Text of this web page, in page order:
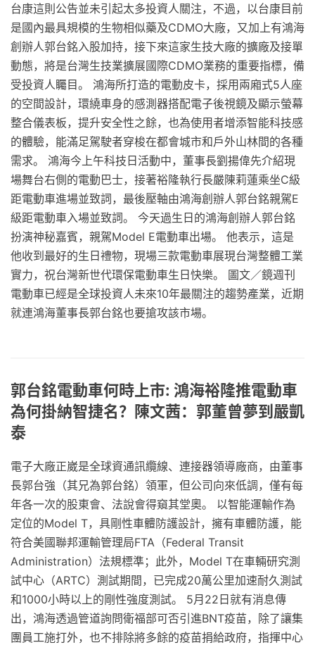
台康這則公告並未引起太多投資人關注，不過，以台康目前
是國內最具規模的生物相似藥及CDMO大廠，又加上有鴻海
創辦人郭台銘入股加持，接下來這家生技大廠的擴廠及接單
動態，將是台灣生技業擴展國際CDMO業務的重要指標，備
受投資人矚目。 鴻海所打造的電動皮卡，採用兩廂式5人座
的空間設計，環繞車身的感測器搭配電子後視鏡及顯示螢幕
整合儀表板，提升安全性之餘，也為使用者增添智能科技感
的體驗，能滿足駕駛者穿梭在都會城市和戶外山林間的各種
需求。 鴻海今上午科技日活動中，董事長劉揚偉先介紹現
場舞台右側的電動巴士，接著裕隆執行長嚴陳莉蓮乘坐C級
距電動車進場並致詞，最後壓軸由鴻海創辦人郭台銘親駕E
級距電動車入場並致詞。 今天過生日的鴻海創辦人郭台銘
扮演神秘嘉賓，親駕Model E電動車出場。 他表示，這是
他收到最好的生日禮物，現場三款電動車展現台灣整體工業
實力，祝台灣新世代環保電動車生日快樂。 圖文／鏡週刊
電動車已經是全球投資人未來10年最關注的趨勢產業，近期
就連鴻海董事長郭台銘也要搶攻該市場。
郭台銘電動車何時上市: 鴻海裕隆推電動車
為何掛納智捷名？陳文茜：郭董曾夢到嚴凱
泰
電子大廠正崴是全球資通訊纜線、連接器領導廠商，由董事
長郭台強（其兄為郭台銘）領軍，但公司向來低調，僅有每
年各一次的股東會、法說會得窺其堂奧。 以智能運輸作為
定位的Model T，具剛性車體防護設計，擁有車體防護，能
符合美國聯邦運輸管理局FTA（Federal Transit
Administration）法規標準；此外，Model T在車輛研究測
試中心（ARTC）測試期間，已完成20萬公里加速耐久測試
和1000小時以上的剛性強度測試。 5月22日就有消息傳
出，鴻海透過管道詢問衛福部可否引進BNT疫苗，除了讓集
團員工施打外，也不排除將多餘的疫苗捐給政府，指揮中心